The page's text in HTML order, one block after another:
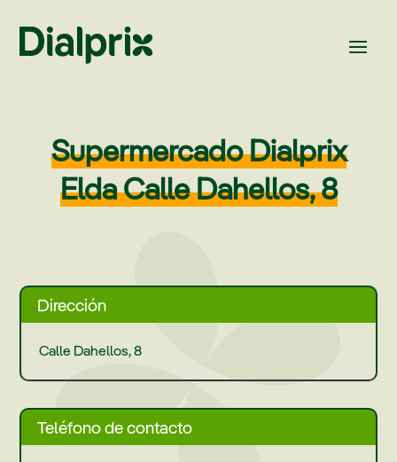
Supermercado Dialprix
Elda Calle Dahellos, 8
Dirección
Calle Dahellos, 8
Teléfono de contacto